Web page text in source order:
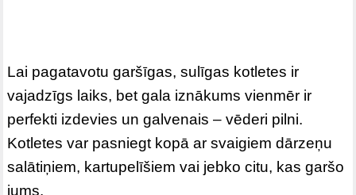
Lai pagatavotu garšīgas, sulīgas kotletes ir
vajadzīgs laiks, bet gala iznākums vienmēr ir
perfekti izdevies un galvenais – vēderi pilni.
Kotletes var pasniegt kopā ar svaigiem dārzeņu
salātiņiem, kartupelīšiem vai jebko citu, kas garšo
jums.